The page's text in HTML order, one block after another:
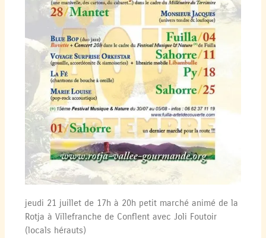
jeudi 21 juillet de 17h à 20h petit marché animé de la
Rotja à Villefranche de Conflent avec Joli Foutoir
(locals hérauts)